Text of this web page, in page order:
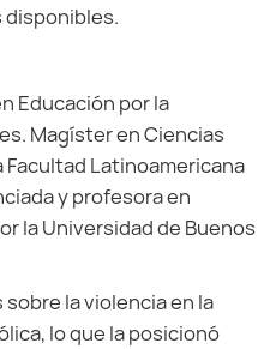
disponibles.
Educación por la
Magíster en Ciencias
Facultad Latinoamericana
y profesora en
la Universidad de Buenos
la violencia en la
lo que la posicionó